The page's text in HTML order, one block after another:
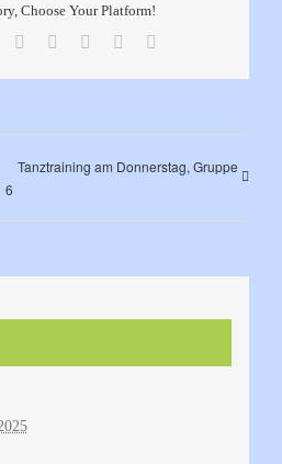
Choose Your Platform!
Reddit LinkedIn
TumblrPinterest
Tanztraining am Donnerstag, Gruppe
6